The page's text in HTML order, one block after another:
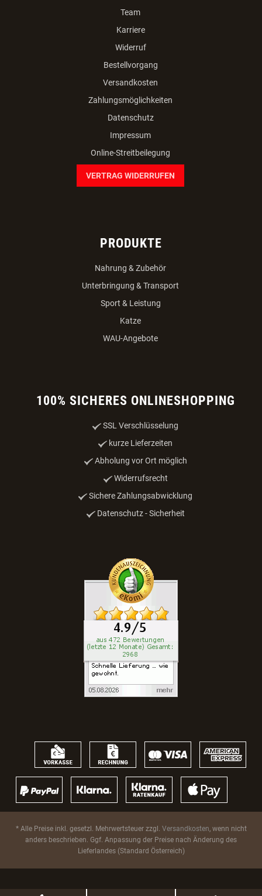
Team
Karriere
Widerruf
Bestellvorgang
Versandkosten
Zahlungsmöglichkeiten
Datenschutz
Impressum
Online-Streitbeilegung
VERTRAG WIDERRUFEN
PRODUKTE
Nahrung & Zubehör
Unterbringung & Transport
Sport & Leistung
Katze
WAU-Angebote
100% SICHERES ONLINESHOPPING
SSL Verschlüsselung
kurze Lieferzeiten
Abholung vor Ort möglich
Widerrufsrecht
Sichere Zahlungsabwicklung
Datenschutz - Sicherheit
* Alle Preise inkl. gesetzl. Mehrwertsteuer zzgl. Versandkosten, wenn nicht
anders beschrieben. Ggf. Anpassung der Preise nach Änderung des
Lieferlandes (Standard Österreich)